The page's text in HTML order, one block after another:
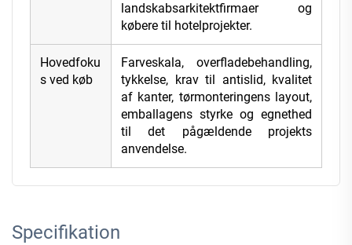
landskabsarkitektfirmaer og
købere til hotelprojekter.
Hovedfoku
s ved køb
Farveskala, overfladebehandling,
tykkelse, krav til antislid, kvalitet
af kanter, tørmonteringens layout,
emballagens styrke og egnethed
til det pågældende projekts
anvendelse.
Specifikation